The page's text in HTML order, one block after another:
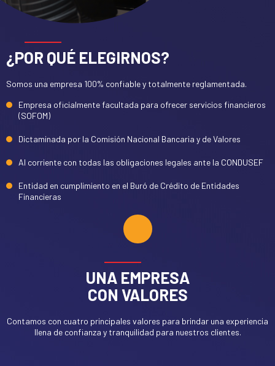
¿POR QUÉ ELEGIRNOS?
Somos una empresa 100% confiable y totalmente reglamentada.
Empresa oficialmente facultada para ofrecer servicios financieros
(SOFOM)
Dictaminada por la Comisión Nacional Bancaria y de Valores
Al corriente con todas las obligaciones legales ante la CONDUSEF
Entidad en cumplimiento en el Buró de Crédito de Entidades
Financieras
UNA EMPRESA
CON VALORES
Contamos con cuatro principales valores para brindar una experiencia
llena de confianza y tranquilidad para nuestros clientes.